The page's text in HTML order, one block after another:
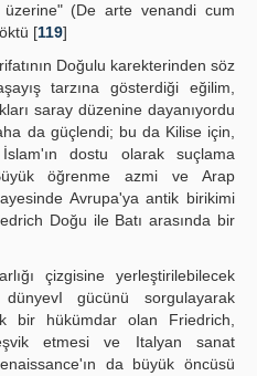
(De arte venandi cum
[119]
Doğulu karekterinden söz
tarzına gösterdiği eğilim,
saray düzenine dayanıyordu
da güçlendi; bu da Kilise için,
dostu olarak suçlama
öğrenme azmi ve Arap
Avrupa'ya antik birikimi
Doğu ile Batı arasında bir
çizgisine yerleştirilebilecek
gücünü sorgulayarak
bir hükümdar olan Friedrich,
etmesi ve Italyan sanat
da büyük öncüsü